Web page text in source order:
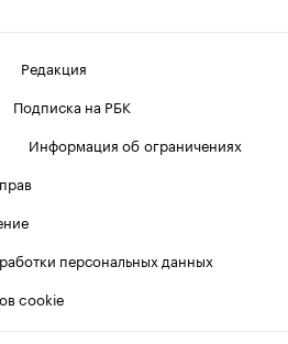
Редакция
Подписка на РБК
Информация об ограничениях
персональных данных
cookie